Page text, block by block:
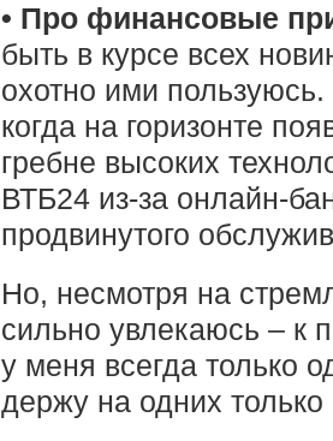
• Про финансовые
быть в курсе всех
охотно ими
когда на горизонте
гребне высоких
ВТБ24 из-за онлайн-
продвинутого
Но, несмотря на
сильно увлекаюсь – к
у меня всегда только
держу на одних только